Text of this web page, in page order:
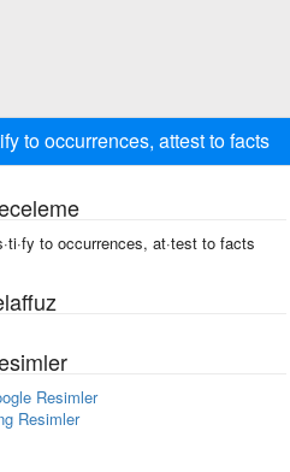
to occurrences, attest to facts
to occurrences, at·test to facts
Resimler
Resimler